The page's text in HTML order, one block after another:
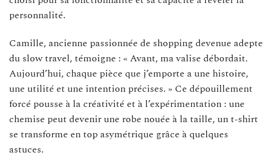
personnalité.
Camille, ancienne passionnée de shopping devenue adepte
du slow travel, témoigne : « Avant, ma valise débordait.
Aujourd’hui, chaque pièce que j’emporte a une histoire,
une utilité et une intention précises. » Ce dépouillement
forcé pousse à la créativité et à l’expérimentation : une
chemise peut devenir une robe nouée à la taille, un t-shirt
se transforme en top asymétrique grâce à quelques
astuces.